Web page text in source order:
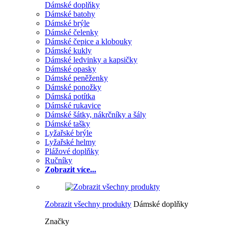
Dámské doplňky
Dámské batohy
Dámské brýle
Dámské čelenky
Dámské čepice a klobouky
Dámské kukly
Dámské ledvinky a kapsičky
Dámské opasky
Dámské peněženky
Dámské ponožky
Dámská potítka
Dámské rukavice
Dámské šátky, nákrčníky a šály
Dámské tašky
Lyžařské brýle
Lyžařské helmy
Plážové doplňky
Ručníky
Zobrazit více...
Zobrazit všechny produkty Dámské doplňky
Značky